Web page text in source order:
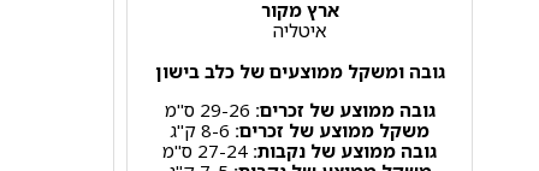
ארץ מקור
איטליה
גובה ומשקל ממוצעים של כלב בישון
גובה ממוצע של זכרים: 29-26 ס"מ
משקל ממוצע של זכרים: 8-6 ק"ג
גובה ממוצע של נקבות: 27-24 ס"מ